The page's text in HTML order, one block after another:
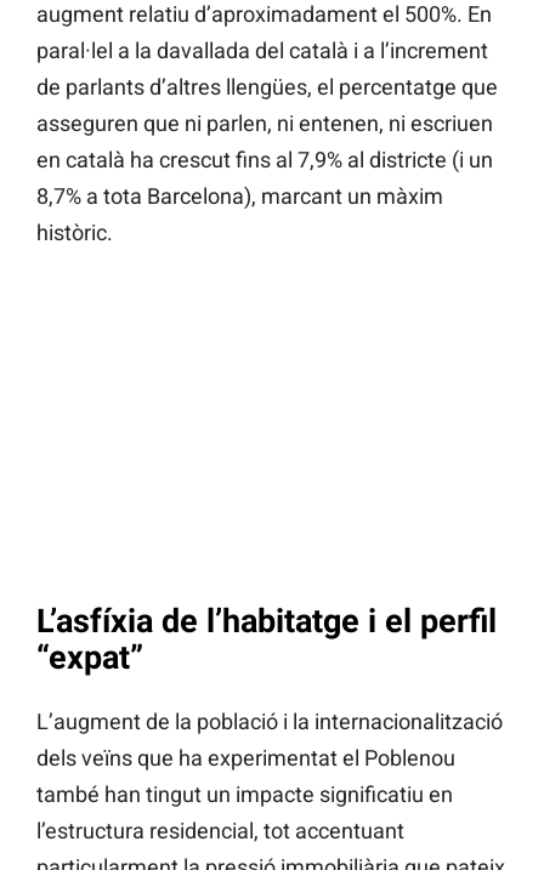
augment relatiu d’aproximadament el 500%. En
paral·lel a la davallada del català i a l’increment
de parlants d’altres llengües, el percentatge que
asseguren que ni parlen, ni entenen, ni escriuen
en català ha crescut fins al 7,9% al districte (i un
8,7% a tota Barcelona), marcant un màxim
històric.
L’asfíxia de l’habitatge i el perfil
“expat”
L’augment de la població i la internacionalització
dels veïns que ha experimentat el Poblenou
també han tingut un impacte significatiu en
l’estructura residencial, tot accentuant